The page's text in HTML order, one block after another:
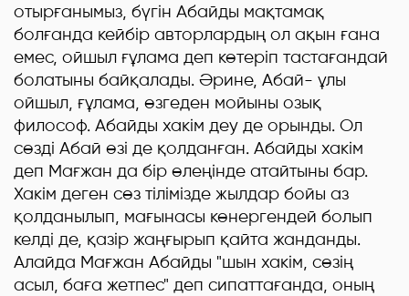
отырғанымыз, бүгін Абайды мақтамақ
болғанда кейбір авторлардың ол ақын ғана
емес, ойшыл ғұлама деп көтеріп тастағандай
болатыны байқалады. Әрине, Абай- ұлы
ойшыл, ғұлама, өзгеден мойыны озық
философ. Абайды хакім деу де орынды. Ол
сөзді Абай өзі де қолданған. Абайды хакім
деп Мағжан да бір өлеңінде атайтыны бар.
Хакім деген сөз тілімізде жылдар бойы аз
қолданылып, мағынасы көнергендей болып
келді де, қазір жаңғырып қайта жанданды.
Алайда Мағжан Абайды "шын хакім, сөзің
асыл, баға жетпес" деп сипаттағанда, оның